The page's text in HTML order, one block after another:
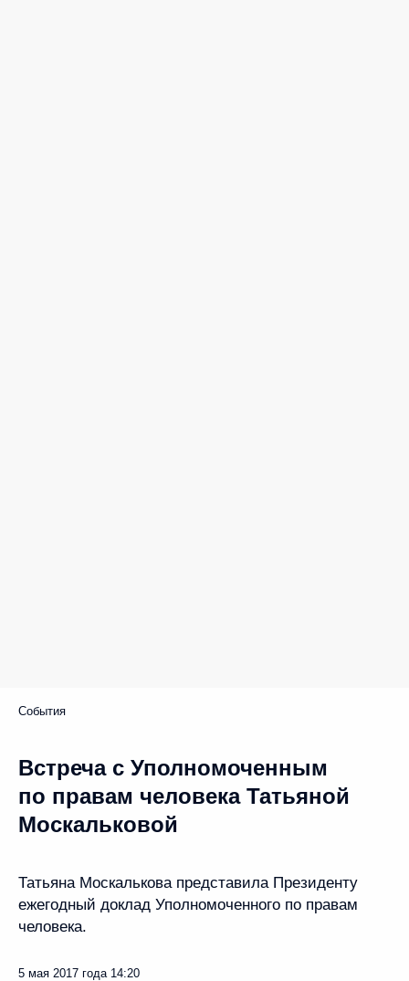
События
Встреча с Уполномоченным
по правам человека Татьяной
Москальковой
Татьяна Москалькова представила Президенту
ежегодный доклад Уполномоченного по правам
человека.
5 мая 2017 года 14:20